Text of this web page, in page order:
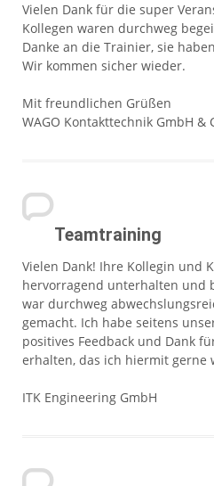
Vielen Dank für die super
Kollegen waren durchweg
Danke an die Trainier, sie
Wir kommen sicher wieder.
Mit freundlichen Grüßen
WAGO Kontakttechnik GmbH &
Teamtraining
Vielen Dank! Ihre Kollegin und
hervorragend unterhalten und
war durchweg
gemacht. Ich habe seitens
positives Feedback und Dank
erhalten, das ich hiermit gerne
ITK Engineering GmbH